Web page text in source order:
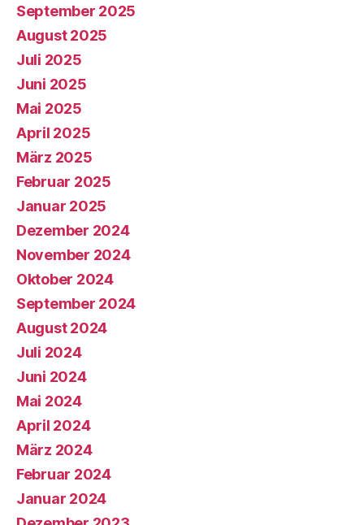
September 2025
August 2025
Juli 2025
Juni 2025
Mai 2025
April 2025
März 2025
Februar 2025
Januar 2025
Dezember 2024
November 2024
Oktober 2024
September 2024
August 2024
Juli 2024
Juni 2024
Mai 2024
April 2024
März 2024
Februar 2024
Januar 2024